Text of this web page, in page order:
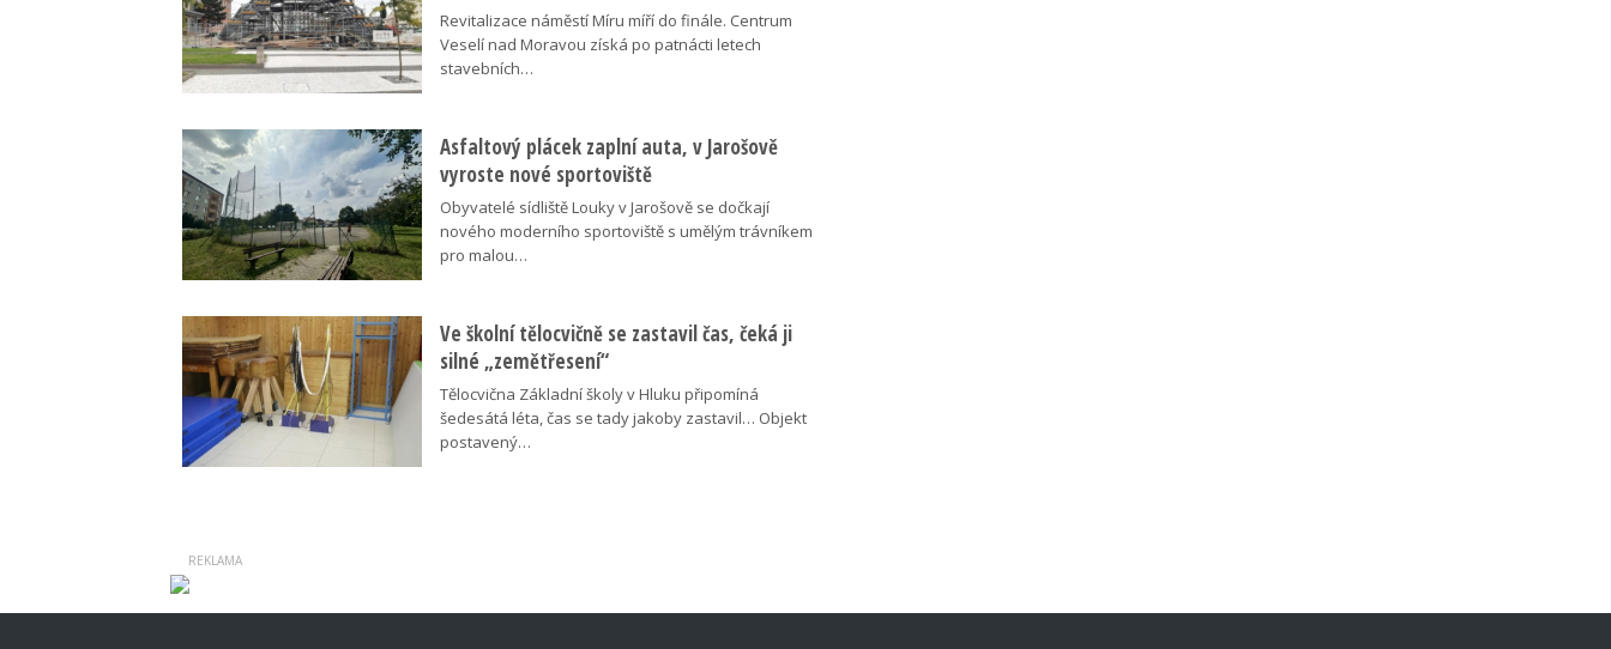
Revitalizace náměstí Míru míří do finále. Centrum
Veselí nad Moravou získá po patnácti letech
stavebních…
Asfaltový plácek zaplní auta, v Jarošově
vyroste nové sportoviště
Obyvatelé sídliště Louky v Jarošově se dočkají
nového moderního sportoviště s umělým trávníkem
pro malou…
Ve školní tělocvičně se zastavil čas, čeká ji
silné „zemětřesení“
Tělocvična Základní školy v Hluku připomíná
šedesátá léta, čas se tady jakoby zastavil… Objekt
postavený…